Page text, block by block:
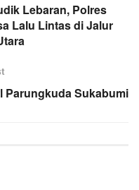
Lebaran, Polres
Lalu Lintas di Jalur
Parungkuda Sukabumi